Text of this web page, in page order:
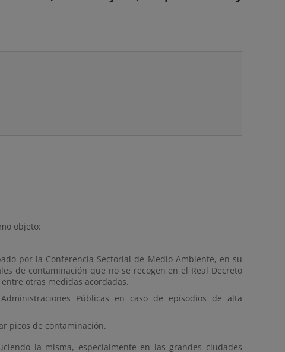
objeto:
por la Conferencia Sectorial de Medio Ambiente, en su
de contaminación que no se recogen en el Real Decreto
otras medidas acordadas.
Públicas en caso de episodios de alta
picos de contaminación.
la misma, especialmente en las grandes ciudades